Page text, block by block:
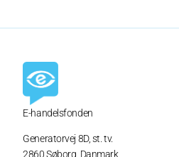
E-handelsfonden
Generatorvej 8D, st. tv.
2860 Søborg, Danmark